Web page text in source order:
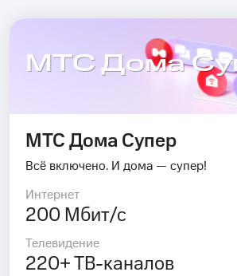
МТС Дома
МТС Дома Супер
Всё включено. И дома — супер!
Интернет
200 Мбит/с
Телевидение
220+ ТВ-каналов